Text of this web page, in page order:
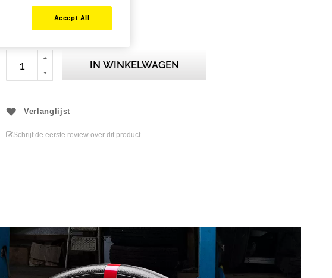
€ 179,99
IN WINKELWAGEN
Verlanglijst
Schrijf de eerste review over dit product
Accept All